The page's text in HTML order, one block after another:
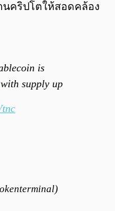
นคริปโตให้สอดคล้อง
is
supply up